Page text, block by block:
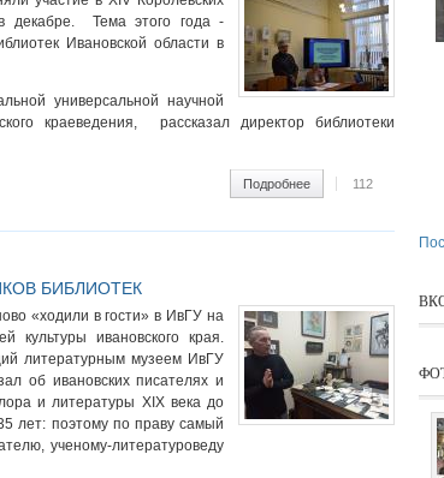
декабре. Тема этого года -
Ивановской области в
универсальной научной
краеведения, рассказал директор библиотеки
Подробнее о Прошли XIV
112
БИБЛИОТЕК
«ходили в гости» в ИвГУ на
культуры ивановского края.
литературным музеем ИвГУ
об ивановских писателях и
и литературы XIX века до
лет: поэтому по праву самый
ученому-литературоведу